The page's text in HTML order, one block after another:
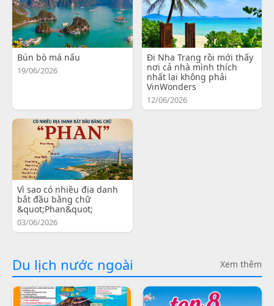
Bún bò má nấu
19/06/2026
Đi Nha Trang rồi mới thấy
nơi cả nhà mình thích
nhất lại không phải
VinWonders
12/06/2026
Vì sao có nhiều địa danh
bắt đầu bằng chữ
&quot;Phan&quot;
03/06/2026
Du lịch nước ngoài Xem thêm